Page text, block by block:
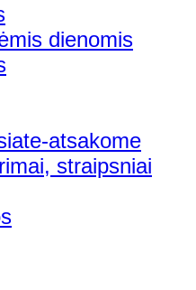
dienomis
atsakome
straipsniai